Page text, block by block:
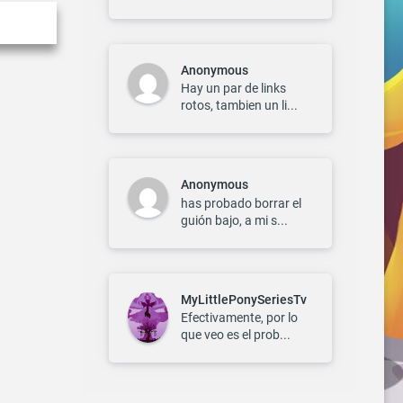
Anonymous
Hay un par de links
rotos, tambien un li...
Anonymous
has probado borrar el
guión bajo, a mi s...
MyLittlePonySeriesTv
Efectivamente, por lo
que veo es el prob...